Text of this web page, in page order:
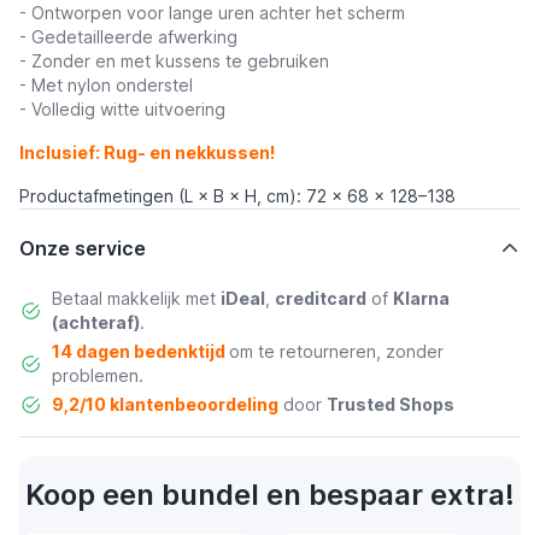
- Ontworpen voor lange uren achter het scherm
- Gedetailleerde afwerking
- Zonder en met kussens te gebruiken
- Met nylon onderstel
- Volledig witte uitvoering
Inclusief: Rug- en nekkussen!
Productafmetingen (L × B × H, cm): 72 x 68 x 128–138
Onze service
Betaal makkelijk met iDeal creditcard of Klarna
(achteraf).
14 dagen bedenktijd om te retourneren, zonder
problemen.
9,2/10 klantenbeoordelingdoor Trusted Shops
Koop een bundel en bespaar extra!